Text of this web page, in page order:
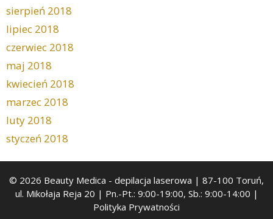
sierpień 2018
lipiec 2018
czerwiec 2018
maj 2018
kwiecień 2018
marzec 2018
luty 2018
styczeń 2018
© 2026 Beauty Medica - depilacja laserowa | 87-100 Toruń,
ul. Mikołaja Reja 20 | Pn.-Pt.: 9:00-19:00, Sb.: 9:00-14:00 |
Polityka Prywatności